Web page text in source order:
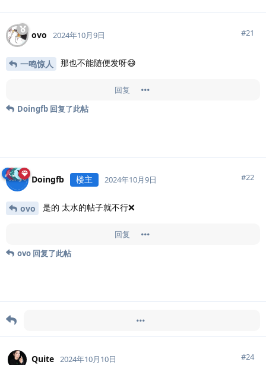
ovo 2024年10月9日 #21
一鸣惊人 那也不能随便发呀😅
回复
Doingfb 回复了此帖
Doingfb 楼主 2024年10月9日 #22
ovo 是的 太水的帖子就不行❌
回复
ovo 回复了此帖
」引用此帖
Quite 2024年10月10日 #24